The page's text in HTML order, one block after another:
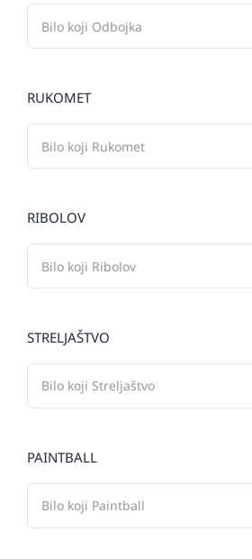
RUKOMET
RIBOLOV
STRELJAŠTVO
PAINTBALL